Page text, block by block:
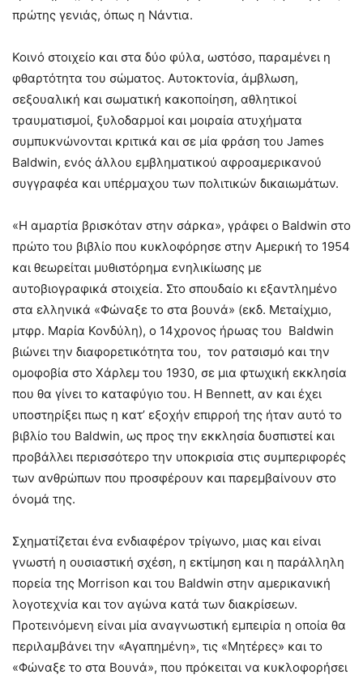
πρώτης γενιάς, όπως η Νάντια.
Κοινό στοιχείο και στα δύο φύλα, ωστόσο, παραμένει η
φθαρτότητα του σώματος. Αυτοκτονία, άμβλωση,
σεξουαλική και σωματική κακοποίηση, αθλητικοί
τραυματισμοί, ξυλοδαρμοί και μοιραία ατυχήματα
συμπυκνώνονται κριτικά και σε μία φράση του James
Baldwin, ενός άλλου εμβληματικού αφροαμερικανού
συγγραφέα και υπέρμαχου των πολιτικών δικαιωμάτων.
«Η αμαρτία βρισκόταν στην σάρκα», γράφει ο Baldwin στο
πρώτο του βιβλίο που κυκλοφόρησε στην Αμερική το 1954
και θεωρείται μυθιστόρημα ενηλικίωσης με
αυτοβιογραφικά στοιχεία. Στο σπουδαίο κι εξαντλημένο
στα ελληνικά «Φώναξε το στα βουνά» (εκδ. Μεταίχμιο,
μτφρ. Μαρία Κονδύλη), ο 14χρονος ήρωας του Baldwin
βιώνει την διαφορετικότητα του, τον ρατσισμό και την
ομοφοβία στο Χάρλεμ του 1930, σε μια φτωχική εκκλησία
που θα γίνει το καταφύγιο του. Η Bennett, αν και έχει
υποστηρίξει πως η κατ’ εξοχήν επιρροή της ήταν αυτό το
βιβλίο του Baldwin, ως προς την εκκλησία δυσπιστεί και
προβάλλει περισσότερο την υποκρισία στις συμπεριφορές
των ανθρώπων που προσφέρουν και παρεμβαίνουν στο
όνομά της.
Σχηματίζεται ένα ενδιαφέρον τρίγωνο, μιας και είναι
γνωστή η ουσιαστική σχέση, η εκτίμηση και η παράλληλη
πορεία της Morrison και του Baldwin στην αμερικανική
λογοτεχνία και τον αγώνα κατά των διακρίσεων.
Προτεινόμενη είναι μία αναγνωστική εμπειρία η οποία θα
περιλαμβάνει την «Αγαπημένη», τις «Μητέρες» και το
«Φώναξε το στα Βουνά», που πρόκειται να κυκλοφορήσει